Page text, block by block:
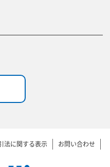
法に関する表示 お問い合わせ